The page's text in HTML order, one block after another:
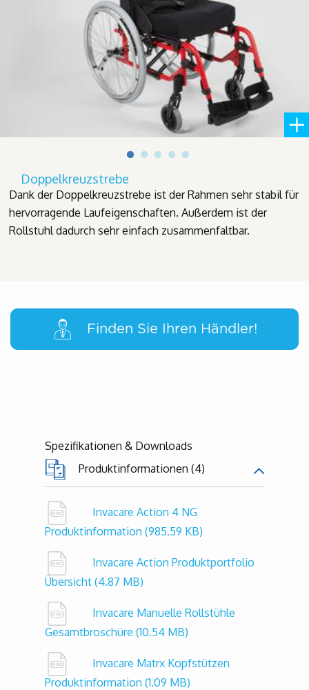
Doppelkreuzstrebe
Dank der Doppelkreuzstrebe ist der Rahmen sehr stabil für
hervorragende Laufeigenschaften. Außerdem ist der
Rollstuhl dadurch sehr einfach zusammenfaltbar.
Finden Sie Ihren Händler!
Spezifikationen & Downloads
Produktinformationen (4)
Invacare Action 4 NG
Produktinformation (985.59 KB)
Invacare Action Produktportfolio
Übersicht (4.87 MB)
Invacare Manuelle Rollstühle
Gesamtbroschüre (10.54 MB)
Invacare Matrx Kopfstützen
Produktinformation (1.09 MB)